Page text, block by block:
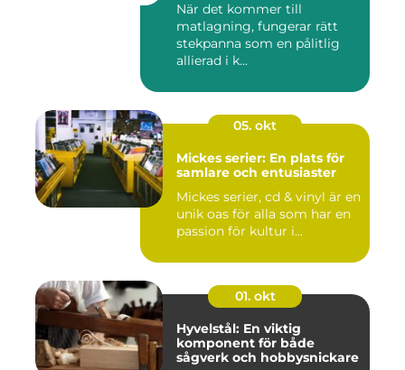
När det kommer till
matlagning, fungerar rätt
stekpanna som en pålitlig
allierad i k...
05. okt
Mickes serier: En plats för
samlare och entusiaster
Mickes serier, cd & vinyl är en
unik oas för alla som har en
passion för kultur i...
01. okt
Hyvelstål: En viktig
komponent för både
sågverk och hobbysnickare